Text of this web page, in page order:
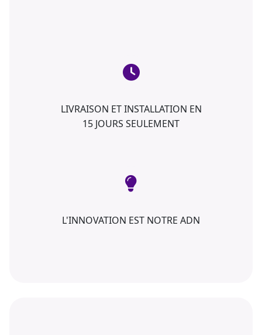
LIVRAISON ET INSTALLATION EN
15 JOURS SEULEMENT
L'INNOVATION EST NOTRE ADN